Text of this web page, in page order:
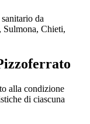
da
Sulmona, Chieti,
alla condizione
di ciascuna